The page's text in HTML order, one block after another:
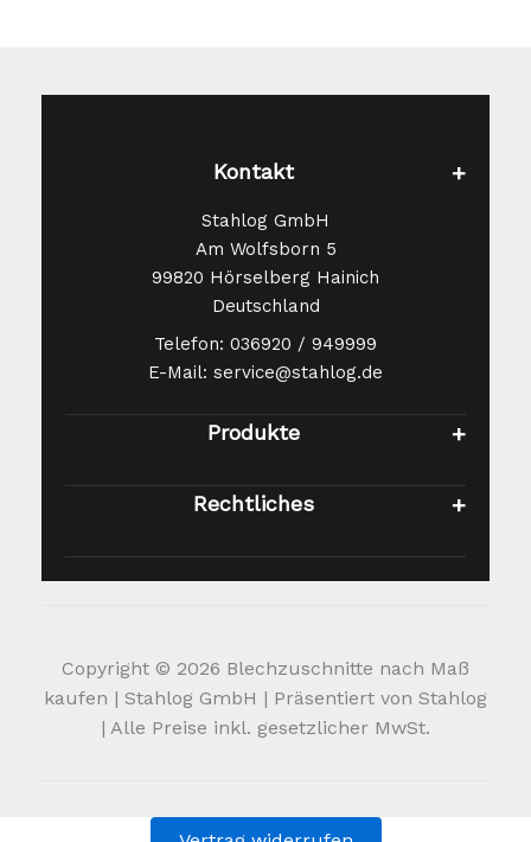
Kontakt
Stahlog GmbH
Am Wolfsborn 5
99820 Hörselberg Hainich
Deutschland
Telefon: 036920 / 949999
E-Mail: service@stahlog.de
Produkte
Rechtliches
Copyright © 2026 Blechzuschnitte nach Maß
kaufen | Stahlog GmbH | Präsentiert von Stahlog
| Alle Preise inkl. gesetzlicher MwSt.